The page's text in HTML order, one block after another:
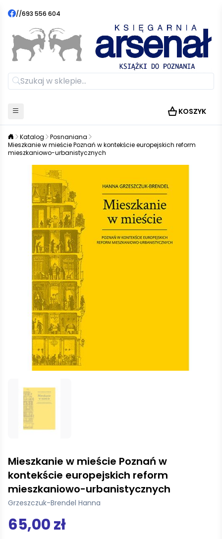
//693 556 604
KOSZYK
Katalog
Posnaniana
Mieszkanie w mieście Poznań w kontekście europejskich reform
mieszkaniowo-urbanistycznych
Mieszkanie w mieście Poznań w
kontekście europejskich reform
mieszkaniowo-urbanistycznych
Grzeszczuk-Brendel Hanna
65,00 zł